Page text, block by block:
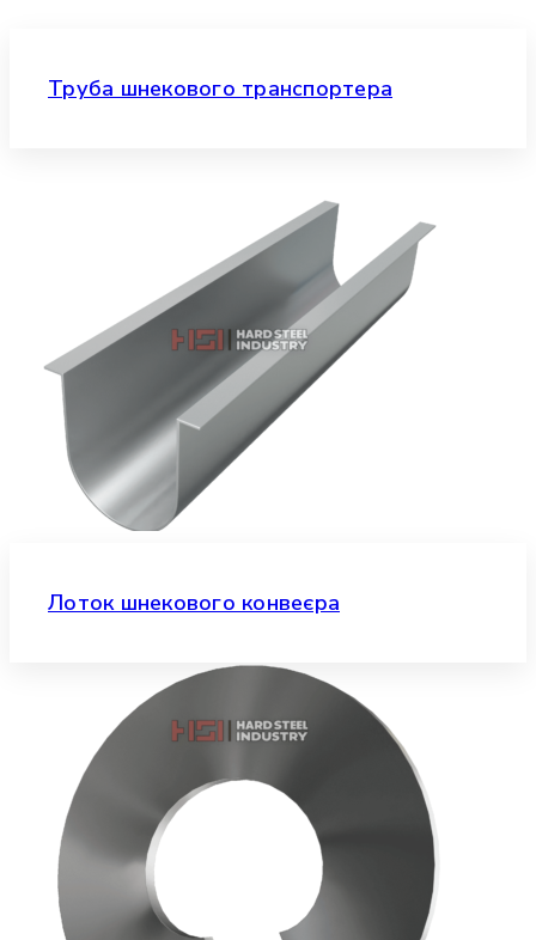
Труба шнекового транспортера
Лоток шнекового конвеєра